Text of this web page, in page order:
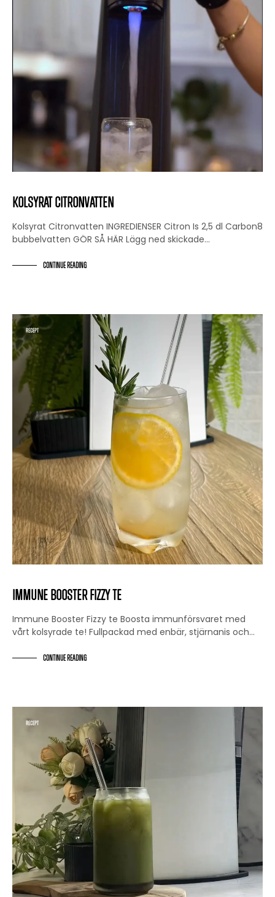
Kolsyrat Citronvatten
Kolsyrat Citronvatten INGREDIENSER Citron Is 2,5 dl Carbon8
bubbelvatten GÖR SÅ HÄR Lägg ned skickade…
CONTINUE READING
RECEPT
Immune Booster Fizzy te
Immune Booster Fizzy te Boosta immunförsvaret med
vårt kolsyrade te! Fullpackad med enbär, stjärnanis och…
CONTINUE READING
RECEPT